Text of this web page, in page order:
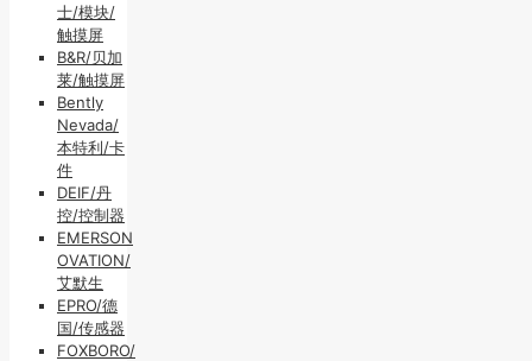
士/模块/
触摸屏
B&R/贝加
莱/触摸屏
Bently
Nevada/
本特利/卡
件
DEIF/丹
控/控制器
EMERSON
OVATION/
艾默生
EPRO/德
国/传感器
FOXBORO/